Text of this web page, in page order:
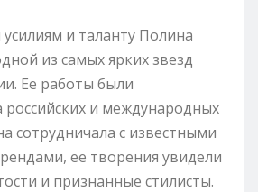
и таланту Полина
из самых ярких звезд
Ее работы были
российских и международных
сотрудничала с известными
ее творения увидели
и признанные стилисты.